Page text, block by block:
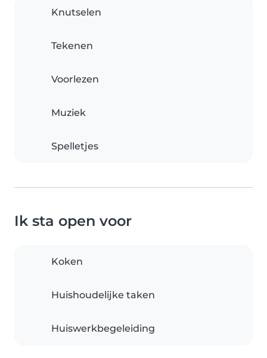
Knutselen
Tekenen
Voorlezen
Muziek
Spelletjes
Ik sta open voor
Koken
Huishoudelijke taken
Huiswerkbegeleiding